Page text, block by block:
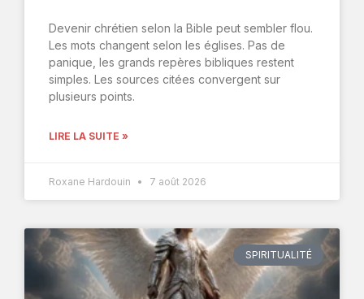
Devenir chrétien selon la Bible peut sembler flou.
Les mots changent selon les églises. Pas de
panique, les grands repères bibliques restent
simples. Les sources citées convergent sur
plusieurs points.
LIRE LA SUITE »
Roxane Hardouin 7 août 2026
SPIRITUALITÉ